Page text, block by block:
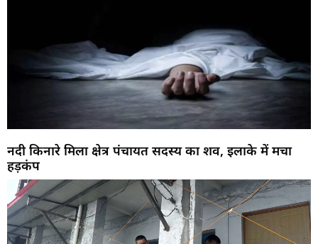
नदी किनारे मिला क्षेत्र पंचायत सदस्य का शव, इलाके में मचा
हड़कंप